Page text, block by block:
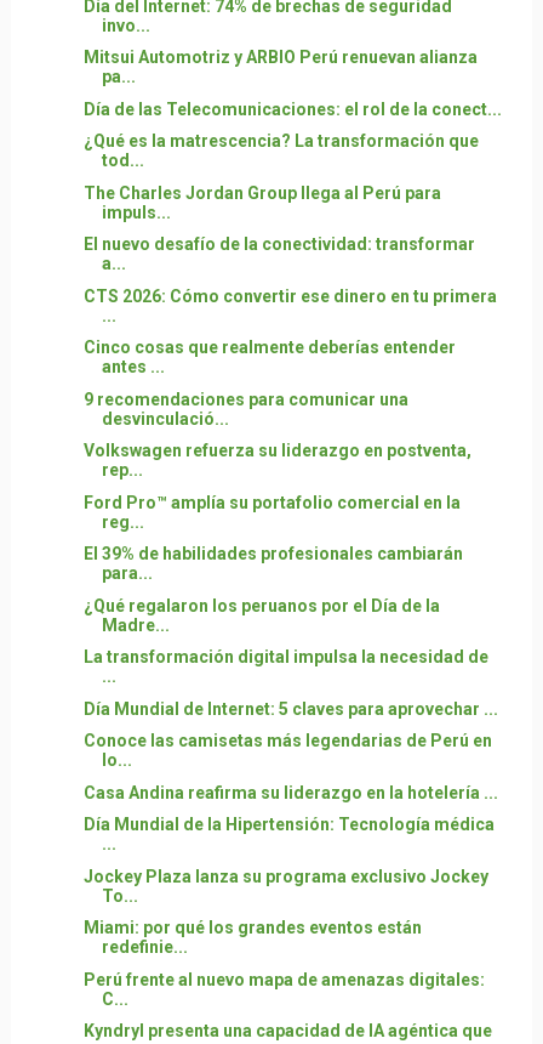
Día del Internet: 74% de brechas de seguridad
invo...
Mitsui Automotriz y ARBIO Perú renuevan alianza
pa...
Día de las Telecomunicaciones: el rol de la conect...
¿Qué es la matrescencia? La transformación que
tod...
The Charles Jordan Group llega al Perú para
impuls...
El nuevo desafío de la conectividad: transformar
a...
CTS 2026: Cómo convertir ese dinero en tu primera
...
Cinco cosas que realmente deberías entender
antes ...
9 recomendaciones para comunicar una
desvinculació...
Volkswagen refuerza su liderazgo en postventa,
rep...
Ford Pro™ amplía su portafolio comercial en la
reg...
El 39% de habilidades profesionales cambiarán
para...
¿Qué regalaron los peruanos por el Día de la
Madre...
La transformación digital impulsa la necesidad de
...
Día Mundial de Internet: 5 claves para aprovechar ...
Conoce las camisetas más legendarias de Perú en
lo...
Casa Andina reafirma su liderazgo en la hotelería ...
Día Mundial de la Hipertensión: Tecnología médica
...
Jockey Plaza lanza su programa exclusivo Jockey
To...
Miami: por qué los grandes eventos están
redefinie...
Perú frente al nuevo mapa de amenazas digitales:
C...
Kyndryl presenta una capacidad de IA agéntica que